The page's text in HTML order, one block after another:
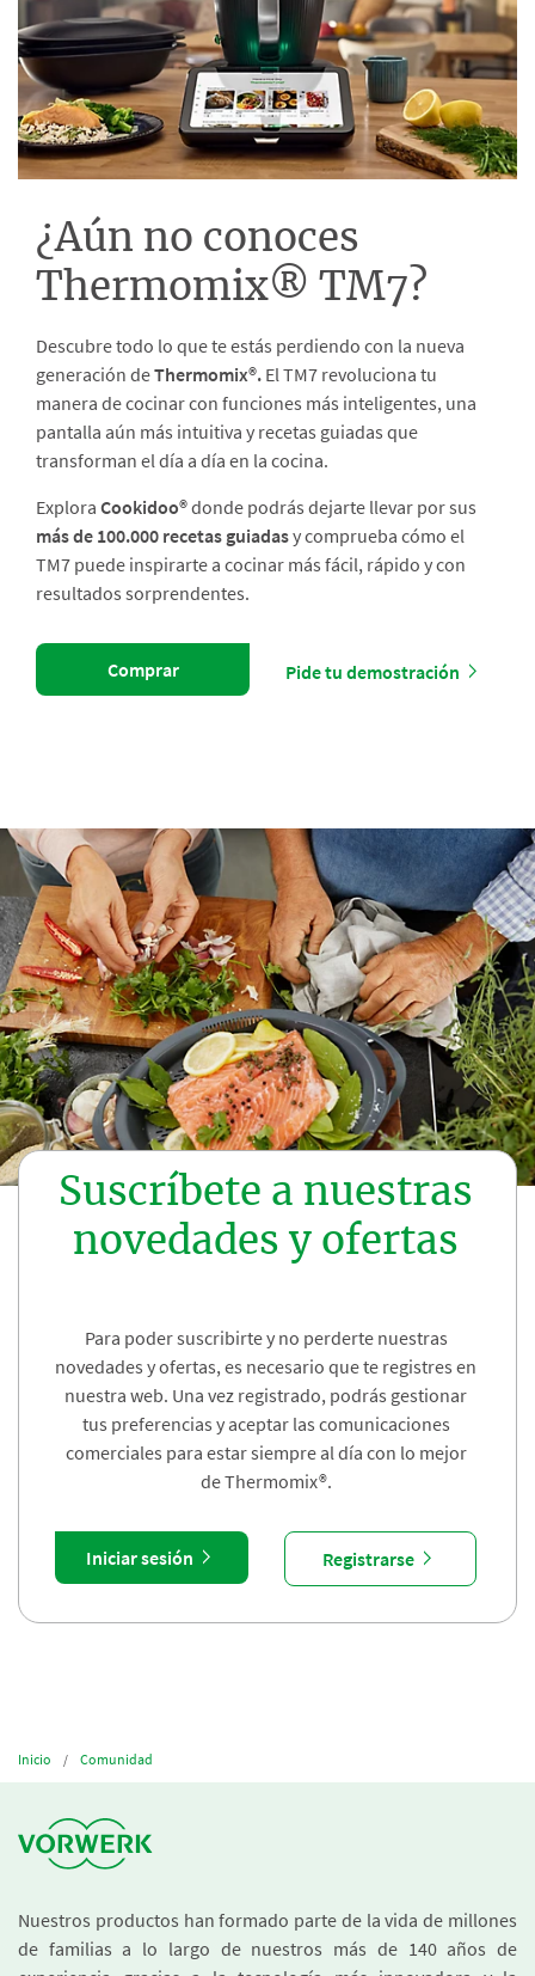
¿Aún no conoces
Thermomix® TM7?
Descubre todo lo que te estás perdiendo con la nueva
generación deThermomix®. El TM7 revoluciona tu
manera de cocinar con funciones más inteligentes, una
pantalla aún más intuitiva y recetas guiadas que
transforman el día a día en la cocina.
Explora Cookidoo®donde podrás dejarte llevar por sus
más de 100.000 recetas guiadasy comprueba cómo el
TM7 puede inspirarte a cocinar más fácil, rápido y con
resultados sorprendentes.
Comprar Pide tu demostración
Suscríbete a nuestras
novedades y ofertas
Para poder suscribirte y no perderte nuestras
novedades y ofertas, es necesario que te registres en
nuestra web. Una vez registrado, podrás gestionar
tus preferencias y aceptar las comunicaciones
comerciales para estar siempre al día con lo mejor
de Thermomix®.
Iniciar sesión Registrarse
Inicio Comunidad
Nuestros productos han formado parte de la vida de millones
de familias a lo largo de nuestros más de 140 años de